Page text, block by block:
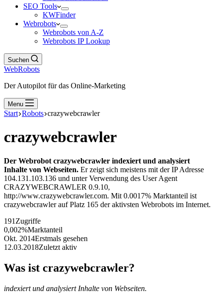
SEO Tools
KWFinder
Webrobots
Webrobots von A-Z
Webrobots IP Lookup
Suchen
WebRobots
Der Autopilot für das Online-Marketing
Menu
Start Robots crazywebcrawler
crazywebcrawler
Der Webrobot crazywebcrawler indexiert und analysiert
Inhalte von Webseiten. Er zeigt sich meistens mit der IP Adresse
104.131.103.136 und unter Verwendung des User Agent
CRAZYWEBCRAWLER 0.9.10,
http://www.crazywebcrawler.com. Mit 0.0017% Marktanteil ist
crazywebcrawler auf Platz 165 der aktivsten Webrobots im Internet.
191 Zugriffe
0,002%Marktanteil
Okt. 2014Erstmals gesehen
12.03.2018Zuletzt aktiv
Was ist crazywebcrawler?
indexiert und analysiert Inhalte von Webseiten.